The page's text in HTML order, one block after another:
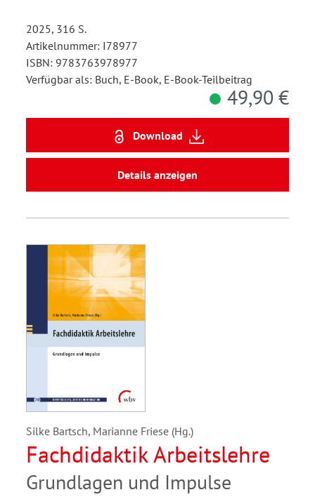
2025, 316 S.
Artikelnummer: I78977
ISBN: 9783763978977
Verfügbar als: Buch, E-Book, E-Book-Teilbeitrag
49,90 €
Download
Details anzeigen
Silke Bartsch, Marianne Friese (Hg.)
Fachdidaktik Arbeitslehre
Grundlagen und Impulse